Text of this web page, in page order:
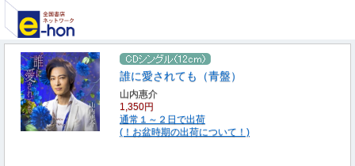
誰に愛されても（青盤）
山内惠介
1,350円
通常１～２日で出荷
(！お盆時期の出荷について！)